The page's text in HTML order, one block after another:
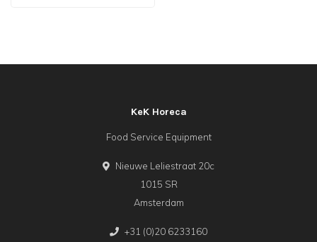
KeK Horeca
Food Service Equipment
Nieuwe Leliestraat 20c
1015 SR
Amsterdam
+31 (0)20 6233160